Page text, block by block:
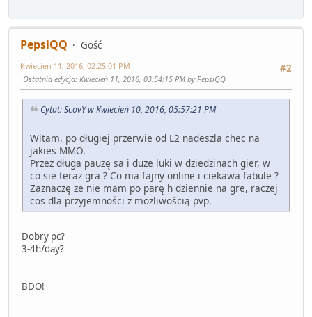
PepsiQQ
Gość
#2
Kwiecień 11, 2016, 02:25:01 PM
Ostatnia edycja: Kwiecień 11, 2016, 03:54:15 PM by PepsiQQ
Cytat: ScovY w Kwiecień 10, 2016, 05:57:21 PM
Witam, po długiej przerwie od L2 nadeszla chec na
jakies MMO.
Przez długa pauzę sa i duze luki w dziedzinach gier, w
co sie teraz gra ? Co ma fajny online i ciekawa fabule ?
Zaznaczę ze nie mam po parę h dziennie na gre, raczej
cos dla przyjemności z możliwością pvp.
Dobry pc?
3-4h/day?
BDO!